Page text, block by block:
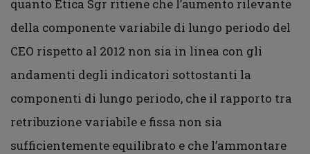
quanto Etica Sgr ritiene che l’aumento rilevante
della componente variabile di lungo periodo del
CEO rispetto al 2012 non sia in linea con gli
andamenti degli indicatori sottostanti la
componenti di lungo periodo, che il rapporto tra
retribuzione variabile e fissa non sia
sufficientemente equilibrato e che l’ammontare